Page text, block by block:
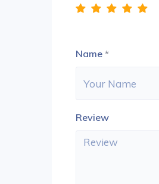
Name *
Review